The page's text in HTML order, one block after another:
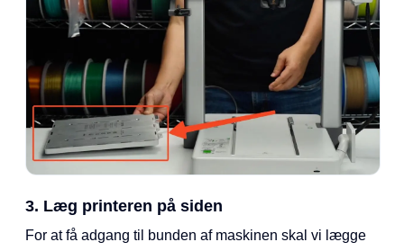
3. Læg printeren på siden
For at få adgang til bunden af maskinen skal vi lægge